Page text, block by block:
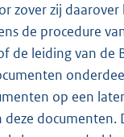
zover zij
de procedure
leiding van de
op een
documenten.